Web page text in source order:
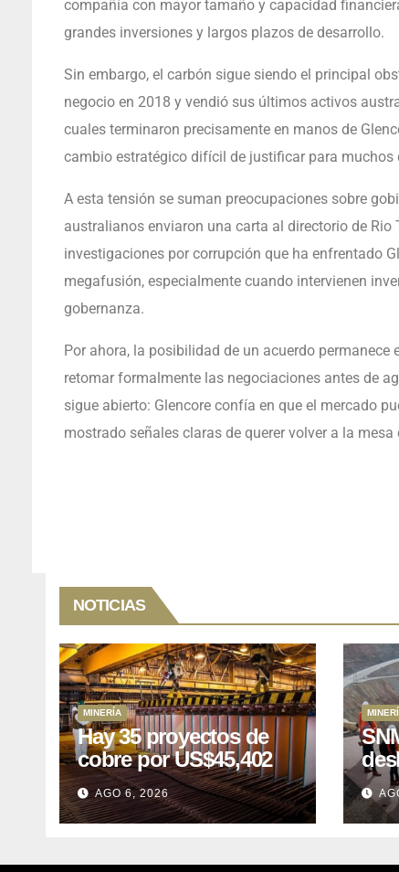
compañía con mayor tamaño y capacidad
grandes inversiones y largos plazos de desarrollo.
Sin embargo, el carbón sigue siendo el principal
negocio en 2018 y vendió sus últimos activos
cuales terminaron precisamente en manos de
cambio estratégico difícil de justificar para muchos
A esta tensión se suman preocupaciones sobre
australianos enviaron una carta al directorio de
investigaciones por corrupción que ha enfrentado
megafusión, especialmente cuando intervienen
gobernanza.
Por ahora, la posibilidad de un acuerdo
retomar formalmente las negociaciones antes de
sigue abierto: Glencore confía en que el mercado
mostrado señales claras de querer volver a la mesa
NOTICIAS
MINERÍA
Hay 35 proyectos de
cobre por US$45,402
millones que Perú
puede aprovechar
AGO 6, 2026
el